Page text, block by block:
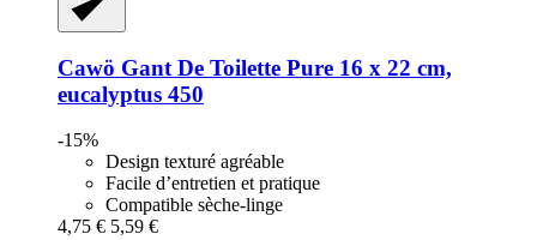
Cawö Gant De Toilette Pure 16 x 22 cm,
eucalyptus 450
-15%
Design texturé agréable
Facile d’entretien et pratique
Compatible sèche-linge
4,75 € 5,59 €